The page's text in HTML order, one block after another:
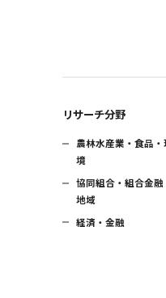
リサーチ分野
農林水産業・食品・
境
協同組合・組合金融
地域
経済・金融